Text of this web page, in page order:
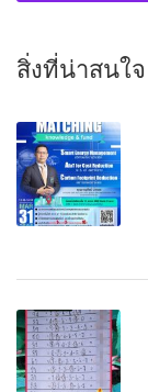
สิ่งที่น่าสนใจ